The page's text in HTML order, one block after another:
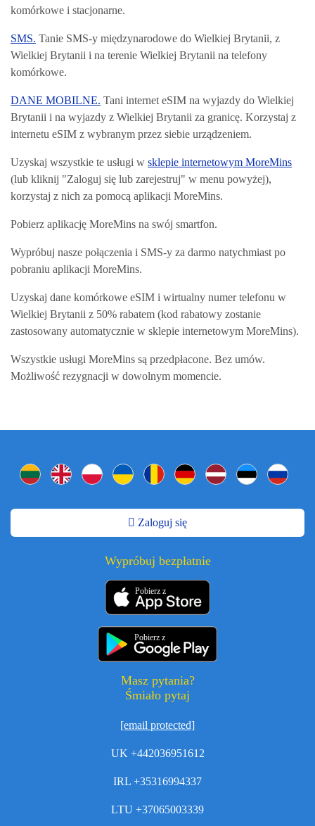
komórkowe i stacjonarne.
SMS. Tanie SMS-y międzynarodowe do Wielkiej Brytanii, z
Wielkiej Brytanii i na terenie Wielkiej Brytanii na telefony
komórkowe.
DANE MOBILNE. Tani internet eSIM na wyjazdy do Wielkiej
Brytanii i na wyjazdy z Wielkiej Brytanii za granicę. Korzystaj z
internetu eSIM z wybranym przez siebie urządzeniem.
Uzyskaj wszystkie te usługi w sklepie internetowym MoreMins
(lub kliknij "Zaloguj się lub zarejestruj" w menu powyżej),
korzystaj z nich za pomocą aplikacji MoreMins.
Pobierz aplikację MoreMins na swój smartfon.
Wypróbuj nasze połączenia i SMS-y za darmo natychmiast po
pobraniu aplikacji MoreMins.
Uzyskaj dane komórkowe eSIM i wirtualny numer telefonu w
Wielkiej Brytanii z 50% rabatem (kod rabatowy zostanie
zastosowany automatycznie w sklepie internetowym MoreMins).
Wszystkie usługi MoreMins są przedpłacone. Bez umów.
Możliwość rezygnacji w dowolnym momencie.
Zaloguj się
Wypróbuj bezpłatnie
Pobierz z
Pobierz z
Masz pytania?
Śmiało pytaj
[email protected]
UK +442036951612
IRL +35316994337
LTU +37065003339